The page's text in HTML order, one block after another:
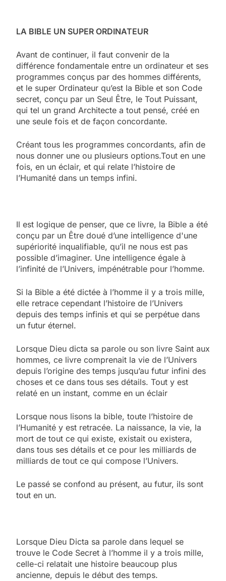
LA BIBLE UN SUPER ORDINATEUR
Avant de continuer, il faut convenir de la
différence fondamentale entre un ordinateur et ses
programmes conçus par des hommes différents,
et le super Ordinateur qu’est la Bible et son Code
secret, conçu par un Seul Être, le Tout Puissant,
qui tel un grand Architecte a tout pensé, créé en
une seule fois et de façon concordante.
Créant tous les programmes concordants, afin de
nous donner une ou plusieurs options.Tout en une
fois, en un éclair, et qui relate l’histoire de
l’Humanité dans un temps infini.
Il est logique de penser, que ce livre, la Bible a été
conçu par un Être doué d’une intelligence d'une
supériorité inqualifiable, qu’il ne nous est pas
possible d’imaginer. Une intelligence égale à
l’infinité de l’Univers, impénétrable pour l’homme.
Si la Bible a été dictée à l’homme il y a trois mille,
elle retrace cependant l’histoire de l’Univers
depuis des temps infinis et qui se perpétue dans
un futur éternel.
Lorsque Dieu dicta sa parole ou son livre Saint aux
hommes, ce livre comprenait la vie de l’Univers
depuis l’origine des temps jusqu’au futur infini des
choses et ce dans tous ses détails. Tout y est
relaté en un instant, comme en un éclair
Lorsque nous lisons la bible, toute l’histoire de
l’Humanité y est retracée. La naissance, la vie, la
mort de tout ce qui existe, existait ou existera,
dans tous ses détails et ce pour les milliards de
milliards de tout ce qui compose l’Univers.
Le passé se confond au présent, au futur, ils sont
tout en un.
Lorsque Dieu Dicta sa parole dans lequel se
trouve le Code Secret à l’homme il y a trois mille,
celle-ci relatait une histoire beaucoup plus
ancienne, depuis le début des temps.